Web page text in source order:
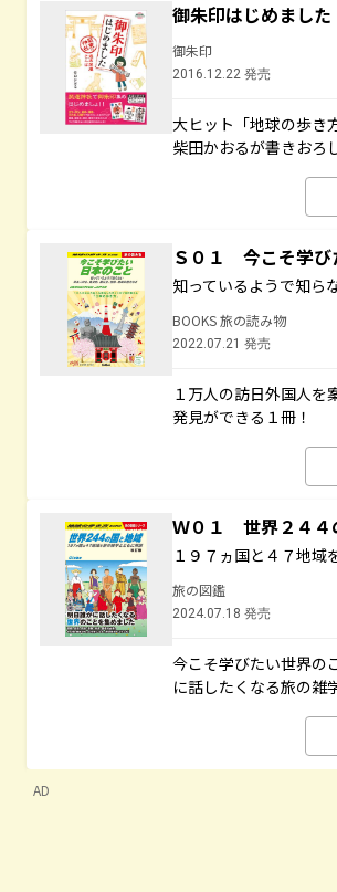
御朱印はじめまし
御朱印
2016.12.22 発売
大ヒット「地球の歩き
柴田かおるが書きおろ
Ｓ０１ 今こそ学び
知っているようで知
BOOKS 旅の読み物
2022.07.21 発売
１万人の訪日外国人を
発見ができる１冊！
Ｗ０１ 世界２４
１９７ヵ国と４７地域
旅の図鑑
2024.07.18 発売
今こそ学びたい世界の
に話したくなる旅の雑
AD